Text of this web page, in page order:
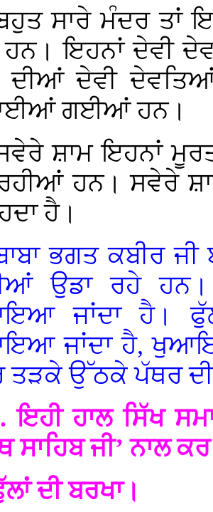
ਸਾਰੇ ਮੰਦਰ ਤਾਂ
ਇਹਨਾਂ ਦੇਵੀ
ਦੀਆਂ ਦੇਵੀ
ਗਈਆਂ ਹਨ।
ਸ਼ਾਮ ਇਹਨਾਂ
ਹਨ। ਸਵੇਰੇ
ਹੈ।
ਭਗਤ ਕਬੀਰ
ਉਡਾ ਰਹੇ
ਜਾਂਦਾ ਹੈ।
ਜਾਂਦਾ ਹੈ,
ਤੜਕੇ ਉੱਠਕੇ ਪੱਥਰ ਦੀ
ਇਹੀ ਹਾਲ ਸਿੱਖ
ਸਾਹਿਬ ਜੀ’ ਨਾਲ
ਦੀ ਬਰਖਾ।